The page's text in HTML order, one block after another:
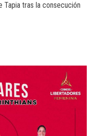
Tapia tras la consecución